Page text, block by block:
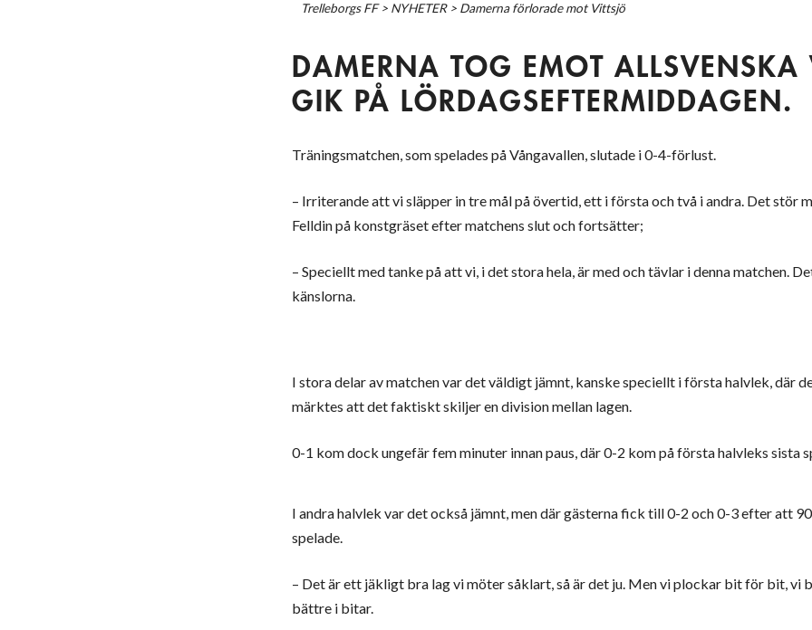
Trelleborgs FF> NYHETER> Damerna förlorade mot Vittsjö
DAMERNA TOG EMOT ALLSVENSKA
GIK PÅ LÖRDAGSEFTERMIDDAGEN.
Träningsmatchen, som spelades på Vångavallen, slutade i 0-4-förlust.
– Irriterande att vi släpper in tre mål på övertid, ett i första och två i andra. Det stör
Felldin på konstgräset efter matchens slut och fortsätter;
– Speciellt med tanke på att vi, i det stora hela, är med och tävlar i denna matchen.
känslorna.
I stora delar av matchen var det väldigt jämnt, kanske speciellt i första halvlek, där
märktes att det faktiskt skiljer en division mellan lagen.
0-1 kom dock ungefär fem minuter innan paus, där 0-2 kom på första halvleks sista
I andra halvlek var det också jämnt, men där gästerna fick till 0-2 och 0-3 efter att
spelade.
– Det är ett jäkligt bra lag vi möter såklart, så är det ju. Men vi plockar bit för bit, vi
bättre i bitar.